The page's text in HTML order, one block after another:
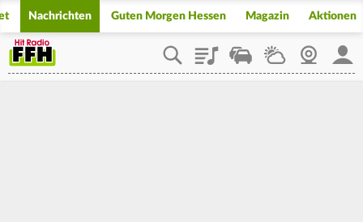
Nachrichten Guten Morgen Hessen Magazin Aktionen
PlaylistStaupilotWetterWebcam